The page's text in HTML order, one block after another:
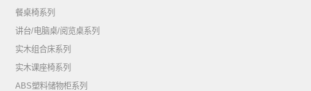
餐桌椅系列
讲台/电脑桌/阅览桌系列
实木组合床系列
实木课座椅系列
ABS塑料储物柜系列